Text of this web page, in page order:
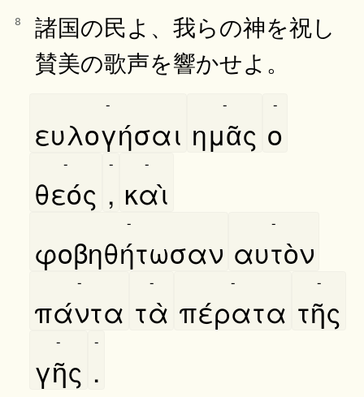
8
諸国の民よ、我らの神を祝し
賛美の歌声を響かせよ。
ευλογήσαι
-
ημᾶς
-
ο
-
θεός
-
,
-
καὶ
-
φοβηθήτωσαν
-
αυτὸν
-
πάντα
-
τὰ
-
πέρατα
-
τῆς
-
γῆς
-
.
-